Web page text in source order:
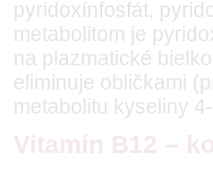
pyridoxínfosfát,
metabolitom je
na plazmatické
eliminuje obličkami
metabolitu kyseliny